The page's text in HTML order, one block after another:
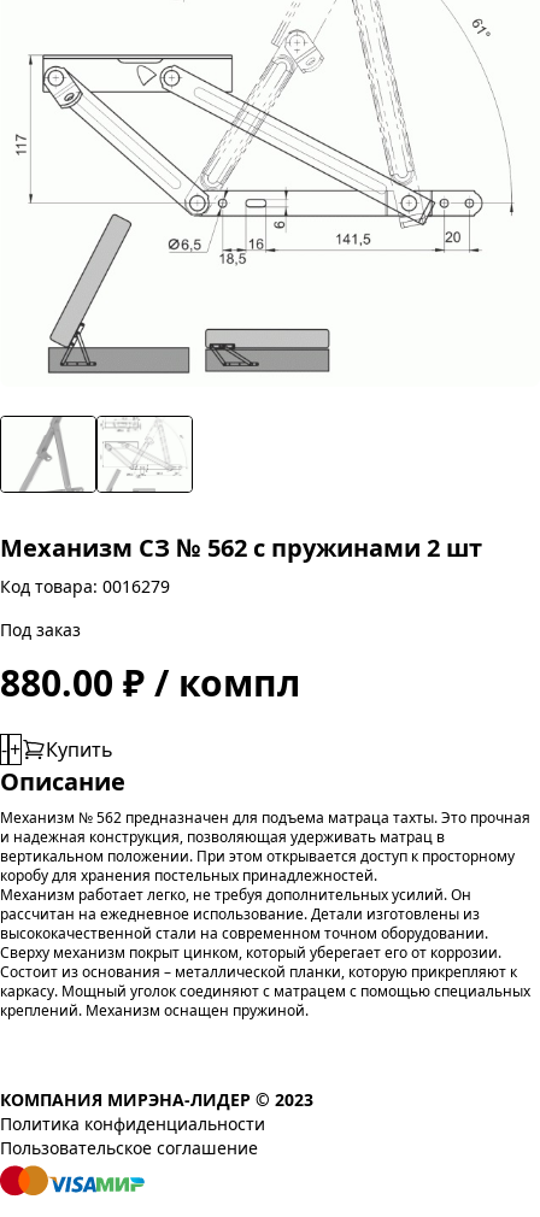
Механизм СЗ № 562 с пружинами 2 шт
Код товара: 0016279
Под заказ
880.00 ₽ / компл
-+ Купить
Описание
Механизм № 562 предназначен для подъема матраца тахты. Это прочная
и надежная конструкция, позволяющая удерживать матрац в
вертикальном положении. При этом открывается доступ к просторному
коробу для хранения постельных принадлежностей.
Механизм работает легко, не требуя дополнительных усилий. Он
рассчитан на ежедневное использование. Детали изготовлены из
высококачественной стали на современном точном оборудовании.
Сверху механизм покрыт цинком, который уберегает его от коррозии.
Состоит из основания – металлической планки, которую прикрепляют к
каркасу. Мощный уголок соединяют с матрацем с помощью специальных
креплений. Механизм оснащен пружиной.
КОМПАНИЯ МИРЭНА-ЛИДЕР © 2023
Политика конфиденциальности
Пользовательское соглашение